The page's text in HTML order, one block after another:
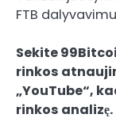
FTB
Sekite
rinkos
„YouTube“,
rinkos analizę.